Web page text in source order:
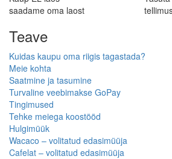
saadame oma laost
Teave
Kuidas kaupu oma riigis tagastada?
Meie kohta
Saatmine ja tasumine
Turvaline veebimakse GoPay
Tingimused
Tehke meiega koostööd
Hulgimüük
Wacaco – volitatud edasimüüja
Cafelat – volitatud edasimüüja